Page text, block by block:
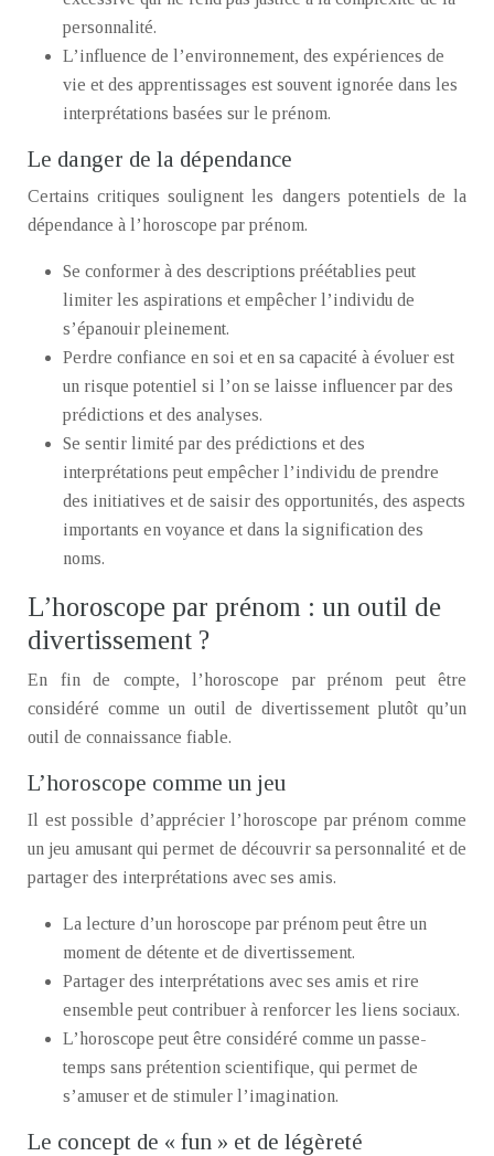
personnalité.
L’influence de l’environnement, des expériences de
vie et des apprentissages est souvent ignorée dans les
interprétations basées sur le prénom.
Le danger de la dépendance
Certains critiques soulignent les dangers potentiels de la
dépendance à l’horoscope par prénom.
Se conformer à des descriptions préétablies peut
limiter les aspirations et empêcher l’individu de
s’épanouir pleinement.
Perdre confiance en soi et en sa capacité à évoluer est
un risque potentiel si l’on se laisse influencer par des
prédictions et des analyses.
Se sentir limité par des prédictions et des
interprétations peut empêcher l’individu de prendre
des initiatives et de saisir des opportunités, des aspects
importants en voyance et dans la signification des
noms.
L’horoscope par prénom : un outil de
divertissement ?
En fin de compte, l’horoscope par prénom peut être
considéré comme un outil de divertissement plutôt qu’un
outil de connaissance fiable.
L’horoscope comme un jeu
Il est possible d’apprécier l’horoscope par prénom comme
un jeu amusant qui permet de découvrir sa personnalité et de
partager des interprétations avec ses amis.
La lecture d’un horoscope par prénom peut être un
moment de détente et de divertissement.
Partager des interprétations avec ses amis et rire
ensemble peut contribuer à renforcer les liens sociaux.
L’horoscope peut être considéré comme un passe-
temps sans prétention scientifique, qui permet de
s’amuser et de stimuler l’imagination.
Le concept de « fun » et de légèreté